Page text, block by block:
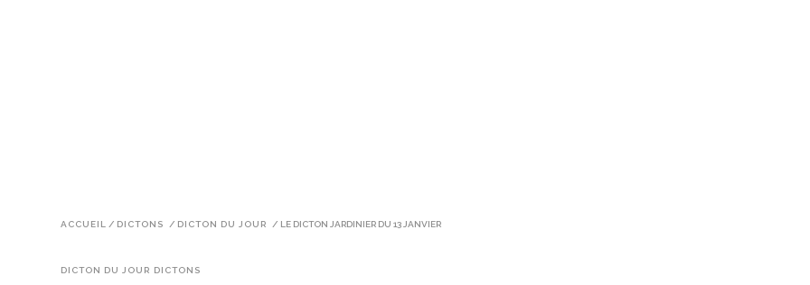
ACCUEIL / DICTONS / DICTON DU JOUR / LE DICTON JARDINIER DU 13 JANVIER
DICTON DU JOUR DICTONS